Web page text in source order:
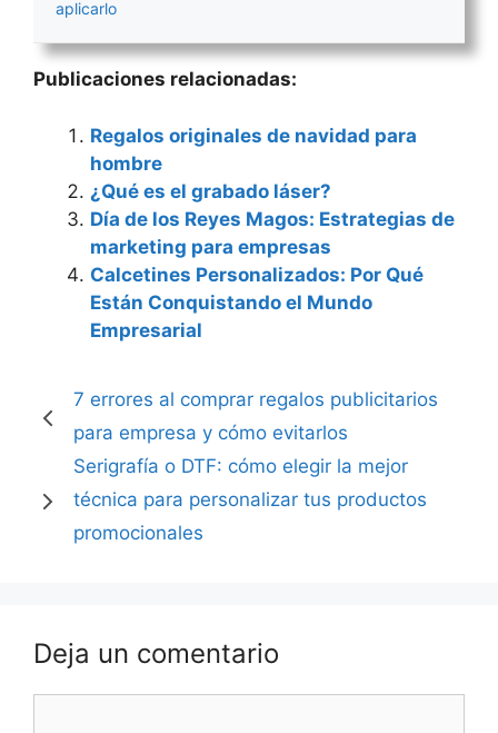
aplicarlo
Publicaciones relacionadas:
Regalos originales de navidad para
hombre
¿Qué es el grabado láser?
Día de los Reyes Magos: Estrategias de
marketing para empresas
Calcetines Personalizados: Por Qué
Están Conquistando el Mundo
Empresarial
7 errores al comprar regalos publicitarios
para empresa y cómo evitarlos
Serigrafía o DTF: cómo elegir la mejor
técnica para personalizar tus productos
promocionales
Deja un comentario